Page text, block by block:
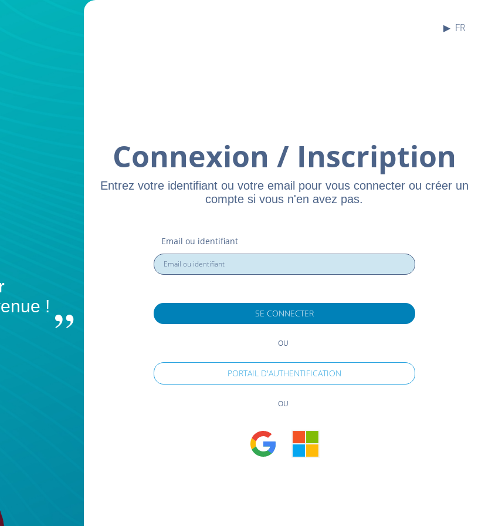
FR
!
Connexion / Inscription
Entrez votre identifiant ou votre email pour vous connecter ou créer un
compte si vous n'en avez pas.
Email ou identifiant
SE CONNECTER
OU
PORTAIL D'AUTHENTIFICATION
OU